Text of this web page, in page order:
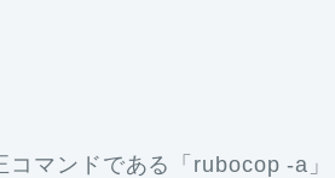
コマンドである「rubocop -a